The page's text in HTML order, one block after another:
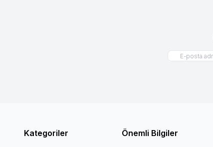
Kategoriler Önemli Bilgiler